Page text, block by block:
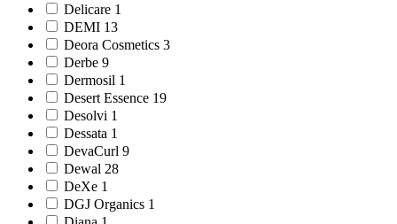
Delicare 1
DEMI 13
Deora Cosmetics 3
Derbe 9
Dermosil 1
Desert Essence 19
Desolvi 1
Dessata 1
DevaCurl 9
Dewal 28
DeXe 1
DGJ Organics 1